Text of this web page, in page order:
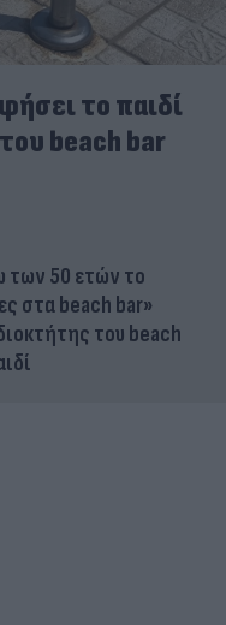
το παιδί
beach bar
των 50 ετών το
στα beach bar»
του beach